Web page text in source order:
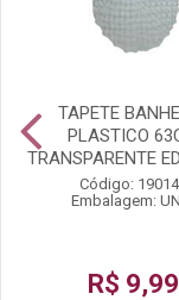
TAPETE
PLASTICO
TRANSPARENTE
Código:
Embalagem:
R$ 9,99